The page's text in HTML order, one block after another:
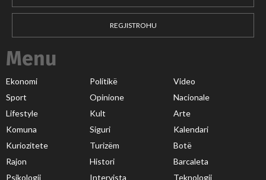
REGJISTROHU
Menu
Ekonomi Politikë
Video
Sport
Opinione
Nacionale
Lifestyle
Kult
Arte
Komuna
Siguri
Kalendari
Kuriozitete
Turizëm
Botë
Rajon
Histori
Barcaleta
Psikologji
Intervista Teknologji